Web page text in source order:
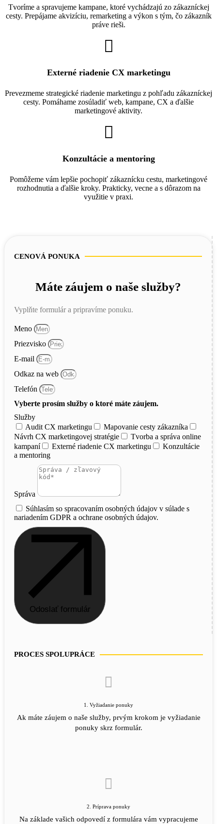
Tvoríme a spravujeme kampane, ktoré vychádzajú zo zákazníckej
cesty. Prepájame akvizíciu, remarketing a výkon s tým, čo zákazník
práve rieši.
Externé riadenie CX marketingu
Prevezmeme strategické riadenie marketingu z pohľadu zákazníckej
cesty. Pomáhame zosúladiť web, kampane, CX a ďalšie
marketingové aktivity.
Konzultácie a mentoring
Pomôžeme vám lepšie pochopiť zákaznícku cestu, marketingové
rozhodnutia a ďalšie kroky. Prakticky, vecne a s dôrazom na
využitie v praxi.
CENOVÁ PONUKA
Máte záujem o naše služby?
Vyplňte formulár a pripravíme ponuku.
Meno
Priezvisko
E-mail
Odkaz na web
Telefón
Vyberte prosím služby o ktoré máte záujem.
Služby
Audit CX marketingu
Mapovanie cesty zákazníka
Návrh CX marketingovej stratégie
Tvorba a správa online
kampaní
Externé riadenie CX marketingu
Konzultácie
a mentoring
Správa
Súhlasím so spracovaním osobných údajov v súlade s
nariadením GDPR a ochrane osobných údajov.
Odoslať formulár
PROCES SPOLUPRÁCE
1. Vyžiadanie ponuky
Ak máte záujem o naše služby, prvým krokom je vyžiadanie
ponuky skrz formulár.
2. Príprava ponuky
Na základe vašich odpovedí z formulára vám vypracujeme